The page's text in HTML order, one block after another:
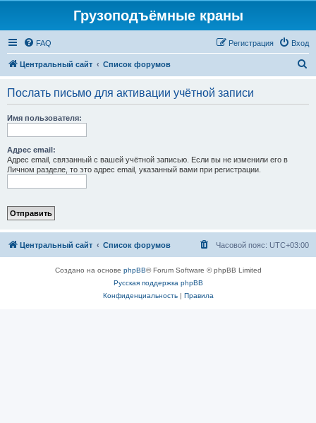
Грузоподъёмные краны
FAQ Вход
Регистрация
Центральный сайт Список форумов
Послать письмо для активации учётной записи
Имя пользователя:
Адрес email:
Адрес email, связанный с вашей учётной записью. Если вы не изменили его в
Личном разделе, то это адрес email, указанный вами при регистрации.
Центральный сайт Список форумов Часовой пояс: UTC+03:00
Создано на основе phpBB® Forum Software © phpBB Limited
Русская поддержка phpBB
Конфиденциальность| Правила